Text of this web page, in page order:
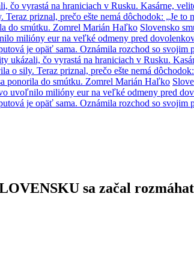
čo vyrastá na hraniciach v Rusku. Kasárne,
priznal, prečo ešte nemá dôchodok: „Je to
do smútku. Zomrel Marián Haľko Slovensko
milióny eur na veľké odmeny pred
je opäť sama. Oznámila rozchod so svojim
ukázali, čo vyrastá na hraniciach v Rusku.
sily. Teraz priznal, prečo ešte nemá
ponorila do smútku. Zomrel Marián Haľko
uvoľnilo milióny eur na veľké odmeny pred
je opäť sama. Oznámila rozchod so svojim
sa začal